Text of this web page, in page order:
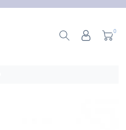
0